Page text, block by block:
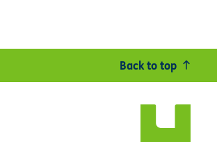
Back to top